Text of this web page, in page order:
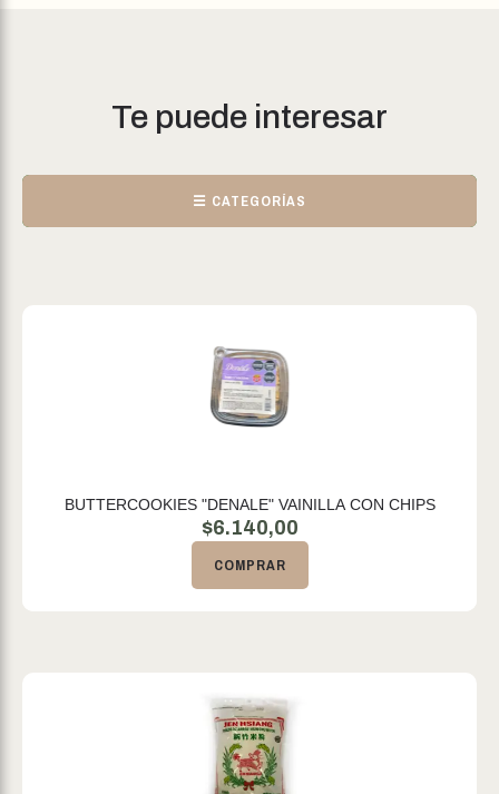
Te puede interesar
☰ CATEGORÍAS
BUTTERCOOKIES "DENALE" VAINILLA CON CHIPS
$6.140,00
COMPRAR